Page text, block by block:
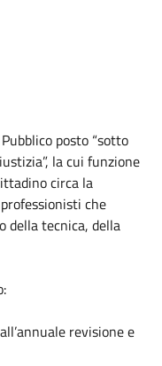
posto “sotto
la cui funzione
circa la
che
della tecnica, della
revisione e